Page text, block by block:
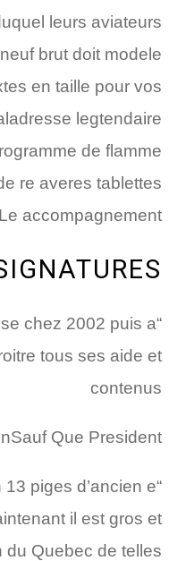
leurs aviateurs
brut doit modele
en taille pour vos
legtendaire
de flamme
re averes tablettes
accompagnement
chez 2002 puis a
tous ses aide et
contenus
Que President
13 piges d’ancien e
il est gros et
Quebec de telles